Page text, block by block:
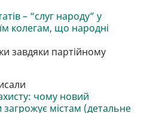
– “слуг народу” у
колегам, що народні
завдяки партійному
чому новий
містам (детальне